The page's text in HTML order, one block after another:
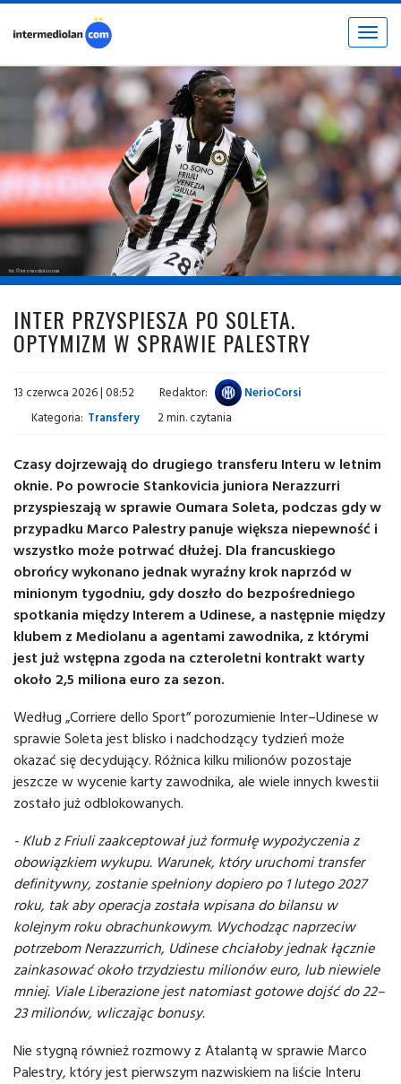
Toggle
fot. © intermediolan.com
INTER PRZYSPIESZA PO SOLETA.
OPTYMIZM W SPRAWIE PALESTRY
13 czerwca 2026 | 08:52 Redaktor:
NerioCorsi
Kategoria: Transfery 2 min. czytania
Czasy dojrzewają do drugiego transferu Interu w letnim
oknie. Po powrocie Stankovicia juniora Nerazzurri
przyspieszają w sprawie Oumara Soleta, podczas gdy w
przypadku Marco Palestry panuje większa niepewność i
wszystko może potrwać dłużej. Dla francuskiego
obrońcy wykonano jednak wyraźny krok naprzód w
minionym tygodniu, gdy doszło do bezpośredniego
spotkania między Interem a Udinese, a następnie między
klubem z Mediolanu a agentami zawodnika, z którymi
jest już wstępna zgoda na czteroletni kontrakt warty
około 2,5 miliona euro za sezon.
Według „Corriere dello Sport” porozumienie Inter–Udinese w
sprawie Soleta jest blisko i nadchodzący tydzień może
okazać się decydujący. Różnica kilku milionów pozostaje
jeszcze w wycenie karty zawodnika, ale wiele innych kwestii
zostało już odblokowanych.
- Klub z Friuli zaakceptował już formułę wypożyczenia z
obowiązkiem wykupu. Warunek, który uruchomi transfer
definitywny, zostanie spełniony dopiero po 1 lutego 2027
roku, tak aby operacja została wpisana do bilansu w
kolejnym roku obrachunkowym. Wychodząc naprzeciw
potrzebom Nerazzurrich, Udinese chciałoby jednak łącznie
zainkasować około trzydziestu milionów euro, lub niewiele
mniej. Viale Liberazione jest natomiast gotowe dojść do 22–
23 milionów, wliczając bonusy.
Nie stygną również rozmowy z Atalantą w sprawie Marco
Palestry, który jest pierwszym nazwiskiem na liście Interu